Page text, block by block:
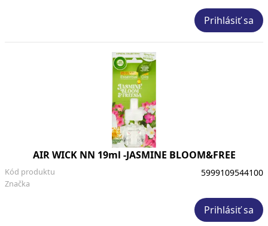
Prihlásiť sa
AIR WICK NN 19ml -JASMINE BLOOM&FREE
Značka
Kód produktu 5999109544100
Prihlásiť sa